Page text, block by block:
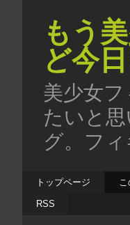
もう
ど今
美少女
たいと
グ。フ
トップページ
RSS